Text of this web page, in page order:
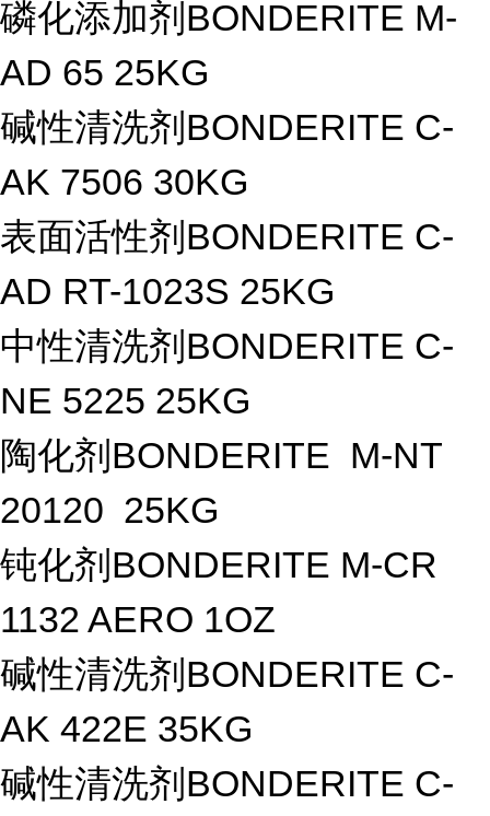
磷化添加剂BONDERITE M-
AD 65 25KG
碱性清洗剂BONDERITE C-
AK 7506 30KG
表面活性剂BONDERITE C-
AD RT-1023S 25KG
中性清洗剂BONDERITE C-
NE 5225 25KG
陶化剂BONDERITE M-NT
20120 25KG
钝化剂BONDERITE M-CR
1132 AERO 1OZ
碱性清洗剂BONDERITE C-
AK 422E 35KG
碱性清洗剂BONDERITE C-